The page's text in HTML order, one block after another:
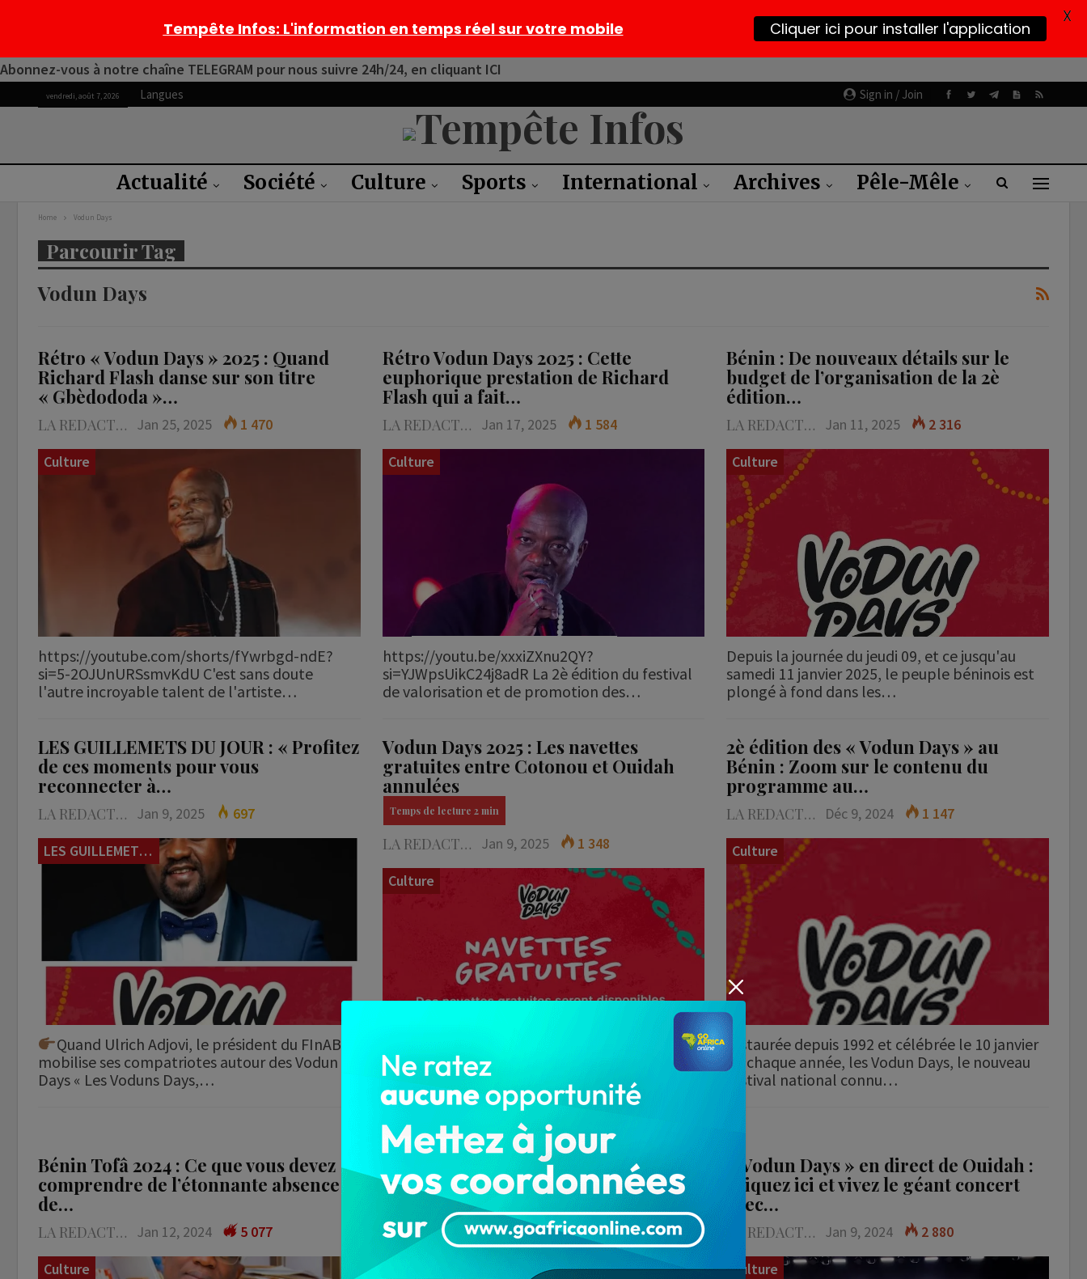
Abonnez-vous à notre chaîne TELEGRAM pour nous suivre 24h/24, en cliquant ICI
Sign in / Join
vendredi, août 7, 2026 Langues
Actualité Société Culture Sports International Archives Pêle-Mêle
Home Vodun Days
Parcourir Tag
Vodun Days
Rétro « Vodun Days » 2025 : Quand
Richard Flash danse sur son titre
« Gbèdododa »…
LA REDACTION Jan 25, 2025
1 470
Culture
https://youtube.com/shorts/fYwrbgd-ndE?
si=5-2OJUnURSsmvKdU C'est sans doute
l'autre incroyable talent de l'artiste…
Rétro Vodun Days 2025 : Cette
euphorique prestation de Richard
Flash qui a fait…
LA REDACTION Jan 17, 2025
1 584
Culture
https://youtu.be/xxxiZXnu2QY?
si=YJWpsUikC24j8adR La 2è édition du festival
de valorisation et de promotion des…
Bénin : De nouveaux détails sur le
budget de l’organisation de la 2è
édition…
LA REDACTION Jan 11, 2025
2 316
Culture
Depuis la journée du jeudi 09, et ce jusqu'au
samedi 11 janvier 2025, le peuple béninois est
plongé à fond dans les…
LES GUILLEMETS DU JOUR : « Profitez
de ces moments pour vous
reconnecter à…
LA REDACTION Jan 9, 2025
697
LES GUILLEMETS DU JOUR
Quand Ulrich Adjovi, le président du FInAB
mobilise ses compatriotes autour des Vodun
Days « Les Voduns Days,…
Vodun Days 2025 : Les navettes
gratuites entre Cotonou et Ouidah
annulées
LA REDACTION Jan 9, 2025
1 348
Culture
La nouvelle solution qu'offre le
gouvernement et l'intégralité du programme
officiel de l'événement Précédemment…
2è édition des « Vodun Days » au
Bénin : Zoom sur le contenu du
programme au…
LA REDACTION Déc 9, 2024
1 147
Culture
Instaurée depuis 1992 et célébrée le 10 janvier
de chaque année, les Vodun Days, le nouveau
festival national connu…
Bénin Tofâ 2024 : Ce que vous devez
comprendre de l’étonnante absence
de…
LA REDACTION Jan 12, 2024
5 077
Culture
Bénin ToFâ : 06 révélations de « SA
AKLAN », le signe qui gouverne
l’année…
LA REDACTION Jan 11, 2024
3 105
« Vodun Days » en direct de Ouidah :
Cliquez ici et vivez le géant concert
avec…
LA REDACTION Jan 9, 2024
2 880
Culture
Tempête Infos: L'information en temps réel sur votre mobile Cliquer ici pour installer l'application X